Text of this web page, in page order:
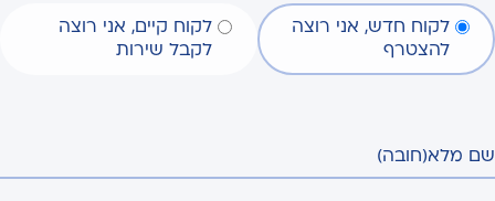
לקוח חדש, אני רוצה
להצטרף
לקוח קיים, אני רוצה
לקבל שירות
שם מלא(חובה)